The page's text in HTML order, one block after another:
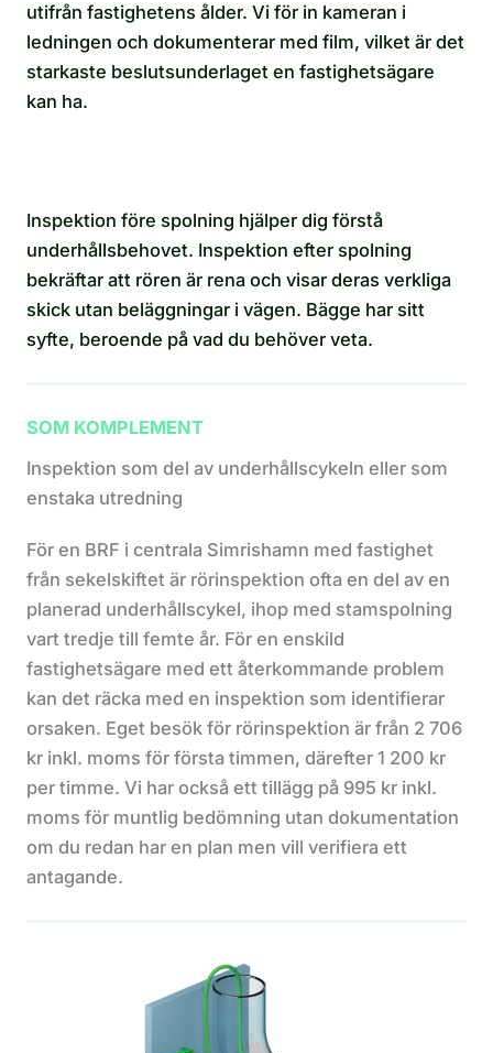
utifrån fastighetens ålder. Vi för in kameran i
ledningen och dokumenterar med film, vilket är det
starkaste beslutsunderlaget en fastighetsägare
kan ha.
Inspektion före spolning hjälper dig förstå
underhållsbehovet. Inspektion efter spolning
bekräftar att rören är rena och visar deras verkliga
skick utan beläggningar i vägen. Bägge har sitt
syfte, beroende på vad du behöver veta.
SOM KOMPLEMENT
Inspektion som del av underhållscykeln eller som
enstaka utredning
För en BRF i centrala Simrishamn med fastighet
från sekelskiftet är rörinspektion ofta en del av en
planerad underhållscykel, ihop med stamspolning
vart tredje till femte år. För en enskild
fastighetsägare med ett återkommande problem
kan det räcka med en inspektion som identifierar
orsaken. Eget besök för rörinspektion är från 2 706
kr inkl. moms för första timmen, därefter 1 200 kr
per timme. Vi har också ett tillägg på 995 kr inkl.
moms för muntlig bedömning utan dokumentation
om du redan har en plan men vill verifiera ett
antagande.